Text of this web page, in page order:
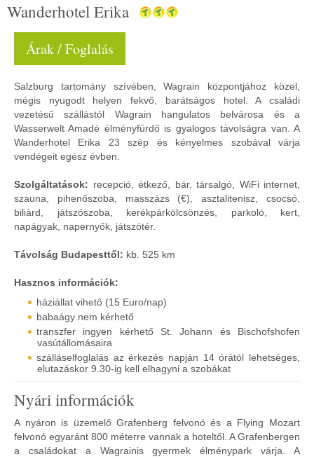
Wanderhotel Erika
Árak / Foglalás
Salzburg tartomány szívében, Wagrain központjához közel,
mégis nyugodt helyen fekvő, barátságos hotel. A családi
vezetésű szállástól Wagrain hangulatos belvárosa és a
Wasserwelt Amadé élményfürdő is gyalogos távolságra van. A
Wanderhotel Erika 23 szép és kényelmes szobával várja
vendégeit egész évben.
Szolgáltatások: recepció, étkező, bár, társalgó, WiFi internet,
szauna, pihenőszoba, masszázs (€), asztalitenisz, csocsó,
biliárd, játszószoba, kerékpárkölcsönzés, parkoló, kert,
napágyak, napernyők, játszótér.
Távolság Budapesttől: kb. 525 km
Hasznos információk:
háziállat vihető (15 Euro/nap)
babaágy nem kérhető
transzfer ingyen kérhető St. Johann és Bischofshofen
vasútállomásaira
szálláselfoglalás az érkezés napján 14 órától lehetséges,
elutazáskor 9.30-ig kell elhagyni a szobákat
Nyári információk
A nyáron is üzemelő Grafenberg felvonó és a Flying Mozart
felvonó egyaránt 800 méterre vannak a hoteltől. A Grafenbergen
a családokat a Wagrainis gyermek élménypark várja. A